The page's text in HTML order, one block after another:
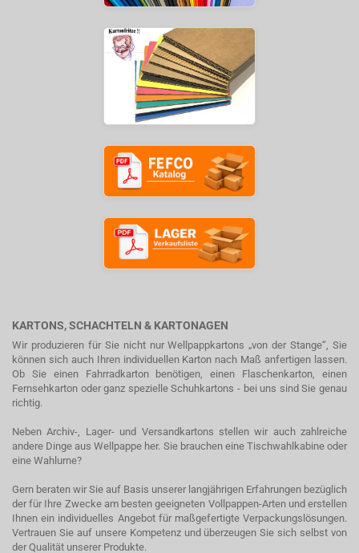
KARTONS, SCHACHTELN & KARTONAGEN
Wir produzieren für Sie nicht nur Wellpappkartons „von der Stange“, Sie
können sich auch Ihren individuellen Karton nach Maß anfertigen lassen.
Ob Sie einen Fahrradkarton benötigen, einen Flaschenkarton, einen
Fernsehkarton oder ganz spezielle Schuhkartons - bei uns sind Sie genau
richtig.
Neben Archiv-, Lager- und Versandkartons stellen wir auch zahlreiche
andere Dinge aus Wellpappe her. Sie brauchen eine Tischwahlkabine oder
eine Wahlurne?
Gern beraten wir Sie auf Basis unserer langjährigen Erfahrungen bezüglich
der für Ihre Zwecke am besten geeigneten Vollpappen-Arten und erstellen
Ihnen ein individuelles Angebot für maßgefertigte Verpackungslösungen.
Vertrauen Sie auf unsere Kompetenz und überzeugen Sie sich selbst von
der Qualität unserer Produkte.